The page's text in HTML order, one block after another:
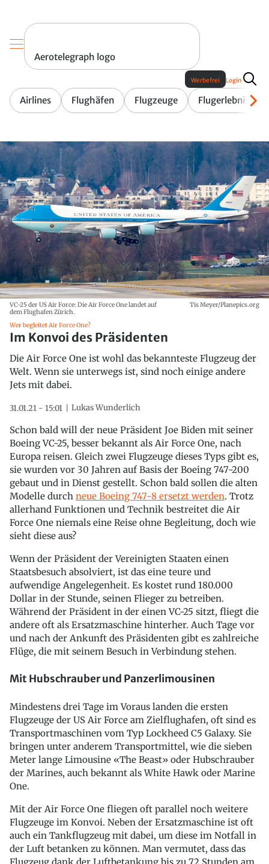
Aerotelegraph logo
Airlines Flughäfen Flugzeuge Flugerlebnis
Werbefrei Login
VC-25 der US Air Force: Die Air Force One landet auf
dem Flughafen Zürich.
Tis Meyer/Planepics.org
Wer begleitet Air Force One?
Im Konvoi des Präsidenten
Die Air Force One ist wohl das bekannteste Flugzeug der
Welt. Wenn sie unterwegs ist, sind noch einige andere
Jets mit dabei.
31.01.21 - 15:01 Lukas Wunderlich
Schon bald will der neue Präsident Joe Biden mit seiner
Boeing VC-25, besser bekannt als Air Force One, nach
Europa reisen. Gleich zwei Flugzeuge dieses Typs gibt es,
sie wurden vor 30 Jahren auf Basis der Boeing 747-200
gebaut und in Dienst gestellt. Schon bald sollen die alten
Modelle durch neue Boeing 747-8 ersetzt werden. Trotz
allerhand Funktionen und Technik bestreitet die Air
Force One niemals eine Reise ohne Begleitung, doch wie
sieht diese aus?
Wenn der Präsident der Vereinigten Staaten einen
Staatsbesuch absolviert, ist das eine teure und
aufwendige Angelegenheit. Es kostet rund 180.000
Dollar in der Stunde, seinen Flieger zu betreiben.
Während der Präsident in der einen VC-25 sitzt, fliegt die
andere oft als Ersatzmaschine hinterher. Auch Tage vor
und nach der Ankunft des Präsidenten gibt es zahlreiche
Flüge, die mit seinem Besuch in Verbindung stehen.
Mit Hubschrauber und Panzerlimousinen
Mindestens drei Tage im Voraus landen die ersten
Flugzeuge der US Air Force am Zielflughafen, oft sind es
Transportmaschinen vom Typ Lockheed C5 Galaxy. Sie
bringen unter anderem Transportmittel, wie die sieben
Meter lange Limousine «The Beast» oder Hubschrauber
der Marines, auch bekannt als White Hawk oder Marine
One.
Mit der Air Force One fliegen oft parallel noch weitere
Flugzeuge im Konvoi. Neben der Ersatzmaschine ist oft
auch ein Tankflugzeug mit dabei, um diese im Notfall in
der Luft betanken zu können. Man vermutet, dass das